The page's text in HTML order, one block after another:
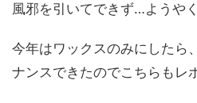
風邪を引いてできず…ようや
今年はワックスのみにしたら
ナンスできたのでこちらもレ